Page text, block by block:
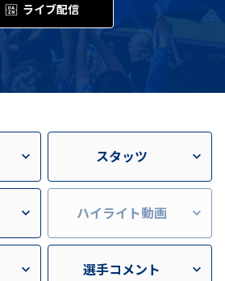
ライブ配信
スタッツ
ハイライト動画
選手コメント